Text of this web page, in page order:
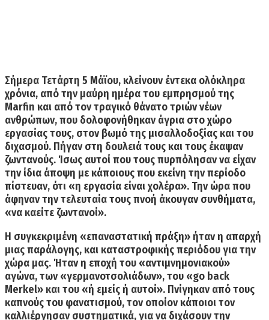
Σήμερα Τετάρτη 5 Μάϊου, κλείνουν έντεκα ολόκληρα
χρόνια, από την μαύρη ημέρα του εμπρησμού της
Marfin και από τοντραγικό θάνατο τριών νέων
ανθρώπων,που δολοφονήθηκαν άγρια στο χώρο
εργασίας τους, στον βωμό της μισαλλοδοξίας και του
διχασμού. Πήγαν στη δουλειά τους και τους έκαψαν
ζωντανούς. Ίσως αυτοί που τους πυρπόλησαν να είχαν
την ίδια άποψη με κάποιους που εκείνη την περίοδο
πίστευαν, ότι «η εργασία είναι χολέρα». Την ώρα που
άφηναν την τελευταία τους πνοή άκουγαν συνθήματα,
«να καείτε ζωντανοί».
Η συγκεκριμένη «επαναστατική πράξη» ήταν η απαρχή
μιας παράλογης, και καταστροφικής περιόδου για την
χώρα μας. Ήταν η εποχή του «αντιμνημονιακού»
αγώνα, των «γερμανοτσολιάδων», του «go back
Μerkel» και του «ή εμείς ή αυτοί». Πνίγηκαν από τους
καπνούς του φανατισμού, τον οποίον κάποιοι τον
καλλιέργησαν συστηματικά, για να διχάσουν την